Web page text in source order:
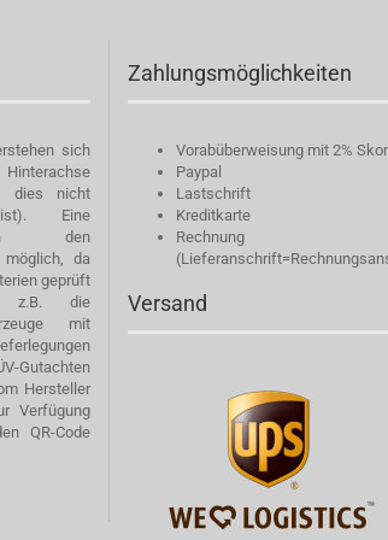
sich
dies nicht
Eine
in den
möglich, da
geprüft
z.B. die
mit
Gutachten
Hersteller
Verfügung
QR-Code
Zahlungsmöglichkeiten
Vorabüberweisung mit 2%
Paypal
Lastschrift
Kreditkarte
Rechnung
Versand